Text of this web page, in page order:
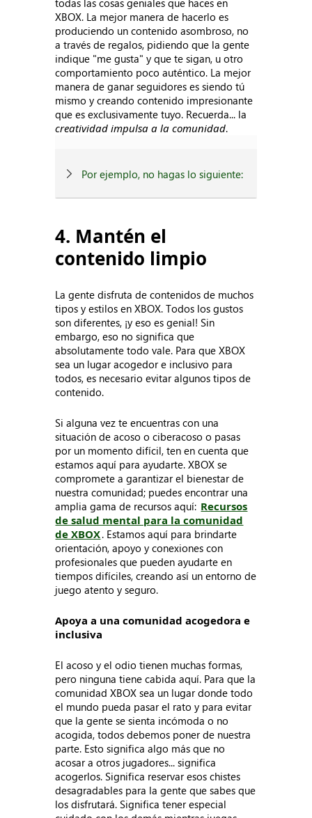
todas las cosas geniales que haces en
XBOX. La mejor manera de hacerlo es
produciendo un contenido asombroso, no
a través de regalos, pidiendo que la gente
indique "me gusta" y que te sigan, u otro
comportamiento poco auténtico. La mejor
manera de ganar seguidores es siendo tú
mismo y creando contenido impresionante
que es exclusivamente tuyo. Recuerda... la
creatividad impulsa a la comunidad.
Por ejemplo, no hagas lo siguiente:
4. Mantén el
contenido limpio
La gente disfruta de contenidos de muchos
tipos y estilos en XBOX. Todos los gustos
son diferentes, ¡y eso es genial! Sin
embargo, eso no significa que
absolutamente todo vale. Para que XBOX
sea un lugar acogedor e inclusivo para
todos, es necesario evitar algunos tipos de
contenido.
Si alguna vez te encuentras con una
situación de acoso o ciberacoso o pasas
por un momento difícil, ten en cuenta que
estamos aquí para ayudarte. XBOX se
compromete a garantizar el bienestar de
nuestra comunidad; puedes encontrar una
amplia gama de recursos aquí: Recursos
de salud mental para la comunidad
de XBOX. Estamos aquí para brindarte
orientación, apoyo y conexiones con
profesionales que pueden ayudarte en
tiempos difíciles, creando así un entorno de
juego atento y seguro.
Apoya a una comunidad acogedora e
inclusiva
El acoso y el odio tienen muchas formas,
pero ninguna tiene cabida aquí. Para que la
comunidad XBOX sea un lugar donde todo
el mundo pueda pasar el rato y para evitar
que la gente se sienta incómoda o no
acogida, todos debemos poner de nuestra
parte. Esto significa algo más que no
acosar a otros jugadores... significa
acogerlos. Significa reservar esos chistes
desagradables para la gente que sabes que
los disfrutará. Significa tener especial